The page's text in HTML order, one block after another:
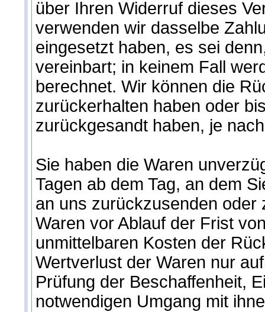
über Ihren Widerruf dieses
verwenden wir dasselbe
eingesetzt haben, es sei
vereinbart; in keinem Fall
berechnet. Wir können die
zurückerhalten haben oder
zurückgesandt haben, je
Sie haben die Waren
Tagen ab dem Tag, an dem
an uns zurückzusenden oder
Waren vor Ablauf der Frist
unmittelbaren Kosten der
Wertverlust der Waren nur
Prüfung der Beschaffenheit,
notwendigen Umgang mit